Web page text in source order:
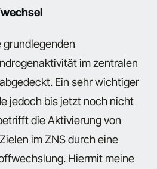
grundlegenden
im zentralen
Ein sehr wichtiger
jedoch bis jetzt noch nicht
die Aktivierung von
im ZNS durch eine
Hiermit meine